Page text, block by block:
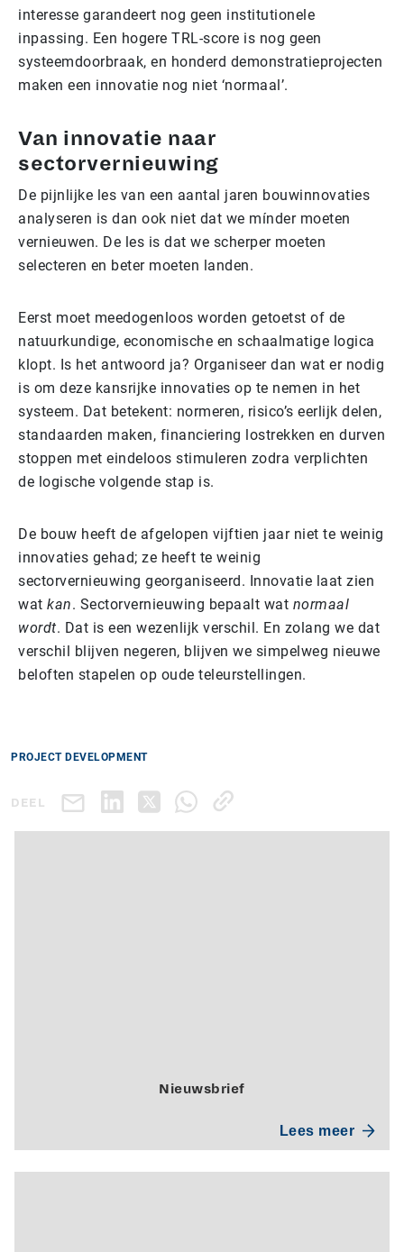
interesse garandeert nog geen institutionele
inpassing. Een hogere TRL-score is nog geen
systeemdoorbraak, en honderd demonstratieprojecten
maken een innovatie nog niet ‘normaal’.
Van innovatie naar
sectorvernieuwing
De pijnlijke les van een aantal jaren bouwinnovaties
analyseren is dan ook niet dat we mínder moeten
vernieuwen. De les is dat we scherper moeten
selecteren en beter moeten landen.
Eerst moet meedogenloos worden getoetst of de
natuurkundige, economische en schaalmatige logica
klopt. Is het antwoord ja? Organiseer dan wat er nodig
is om deze kansrijke innovaties op te nemen in het
systeem. Dat betekent: normeren, risico’s eerlijk delen,
standaarden maken, financiering lostrekken en durven
stoppen met eindeloos stimuleren zodra verplichten
de logische volgende stap is.
De bouw heeft de afgelopen vijftien jaar niet te weinig
innovaties gehad; ze heeft te weinig
sectorvernieuwing georganiseerd. Innovatie laat zien
wat kan. Sectorvernieuwing bepaalt wat normaal
wordt. Dat is een wezenlijk verschil. En zolang we dat
verschil blijven negeren, blijven we simpelweg nieuwe
beloften stapelen op oude teleurstellingen.
PROJECT DEVELOPMENT
DEEL
Nieuwsbrief
Lees meer